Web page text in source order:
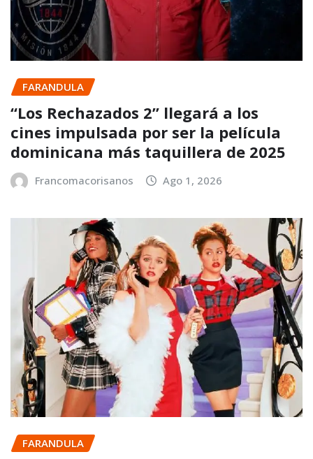
FARANDULA
“Los Rechazados 2” llegará a los
cines impulsada por ser la película
dominicana más taquillera de 2025
Francomacorisanos Ago 1, 2026
FARANDULA